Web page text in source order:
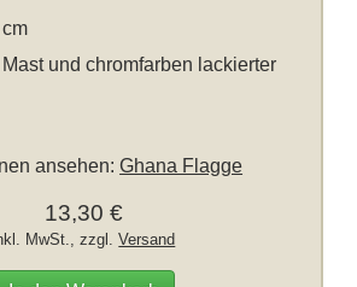
und chromfarben lackierter
ansehen:Ghana Flagge
13,30 €
MwSt., zzgl.Versand